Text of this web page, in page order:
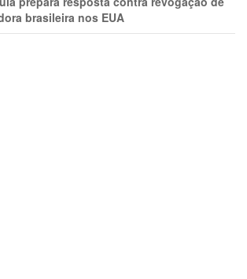
brasileira nos EUA